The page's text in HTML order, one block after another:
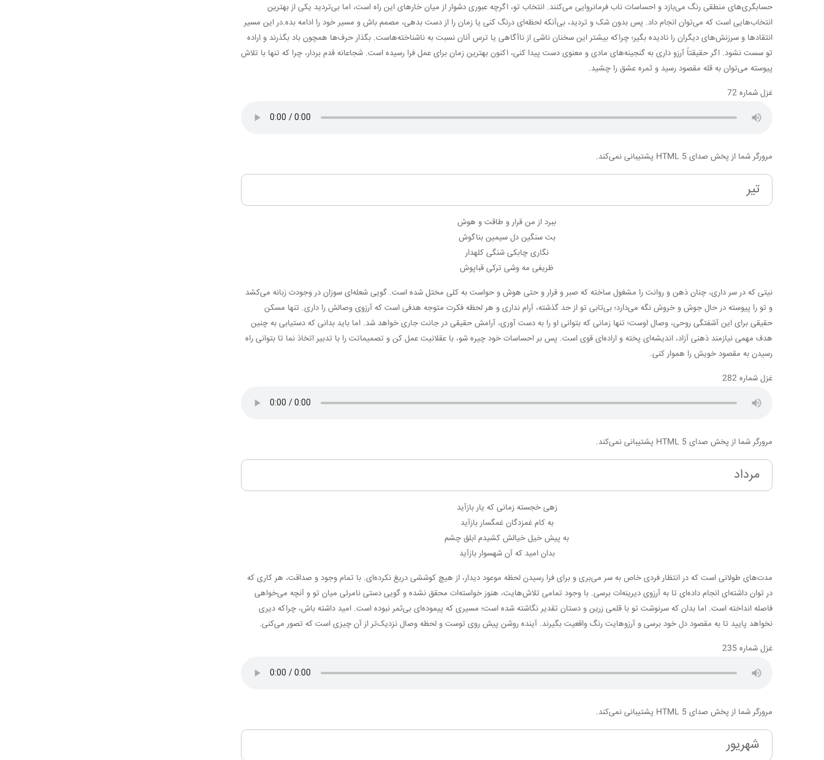
حسابگری‌های منطقی رنگ می‌بازد و احساسات ناب فرمانروایی می‌کنند. انتخاب تو، اگرچه عبوری دشوار از میان خارهای این راه است، اما بی‌تردید یکی از بهترین
انتخاب‌هایی است که می‌توان انجام داد. پس بدون شک و تردید، بی‌آنکه لحظه‌ای درنگ کنی یا زمان را از دست بدهی، مصمم باش و مسیر خود را ادامه بده.در این مسیر
انتقادها و سرزنش‌های دیگران را نادیده بگیر؛ چراکه بیشتر این سخنان ناشی از ناآگاهی یا ترس آنان نسبت به ناشناخته‌هاست. بگذار حرف‌ها همچون باد بگذرند و اراده
تو سست نشود. اگر حقیقتاً آرزو داری به گنجینه‌های مادی و معنوی دست پیدا کنی، اکنون بهترین زمان برای عمل فرا رسیده است. شجاعانه قدم بردار، چرا که تنها با تلاش
پیوسته می‌توان به قله مقصود رسید و ثمره عشق را چشید.
غزل شماره 72
مرورگر شما از پخش صدای HTML 5 پشتیبانی نمی‌کند.
تیر
ببرد از من قرار و طاقت و هوش
بت سنگین دل سیمین بناگوش
نگاری چابکی شنگی کلهدار
ظریفی مه وشی ترکی قباپوش
نیتی که در سر داری، چنان ذهن و روانت را مشغول ساخته که صبر و قرار و حتی هوش و حواست به کلی مختل شده است. گویی شعله‌ای سوزان در وجودت زبانه می‌کشد
و تو را پیوسته در حال جوش و خروش نگه می‌دارد؛ بی‌تابی تو از حد گذشته، آرام نداری و هر لحظه فکرت متوجه هدفی است که آرزوی وصالش را داری. تنها مسکن
حقیقی برای این آشفتگی روحی، وصال اوست؛ تنها زمانی که بتوانی او را به دست آوری، آرامش حقیقی در جانت جاری خواهد شد. اما باید بدانی که دستیابی به چنین
هدف مهمی نیازمند ذهنی آزاد، اندیشه‌ای پخته و اراده‌ای قوی است. پس بر احساسات خود چیره شو، با عقلانیت عمل کن و تصمیماتت را با تدبیر اتخاذ نما تا بتوانی راه
رسیدن به مقصود خویش را هموار کنی.
غزل شماره 282
مرورگر شما از پخش صدای HTML 5 پشتیبانی نمی‌کند.
مرداد
زهی خجسته زمانی که یار بازآید
به کام غمزدگان غمگسار بازآید
به پیش خیل خیالش کشیدم ابلق چشم
بدان امید که آن شهسوار بازآید
مدت‌های طولانی است که در انتظار فردی خاص به سر می‌بری و برای فرا رسیدن لحظه موعود دیدار، از هیچ کوششی دریغ نکرده‌ای. با تمام وجود و صداقت، هر کاری که
در توان داشته‌ای انجام داده‌ای تا به آرزوی دیرینه‌ات برسی. با وجود تمامی تلاش‌هایت، هنوز خواسته‌ات محقق نشده و گویی دستی نامرئی میان تو و آنچه می‌خواهی
فاصله انداخته است. اما بدان که سرنوشت تو با قلمی زرین و دستان تقدیر نگاشته شده است؛ مسیری که پیموده‌ای بی‌ثمر نبوده است. امید داشته باش، چراکه دیری
نخواهد پایید تا به مقصود دل خود برسی و آرزوهایت رنگ واقعیت بگیرند. آینده روشن پیش روی توست و لحظه وصال نزدیک‌تر از آن چیزی است که تصور می‌کنی.
غزل شماره 235
مرورگر شما از پخش صدای HTML 5 پشتیبانی نمی‌کند.
شهریور